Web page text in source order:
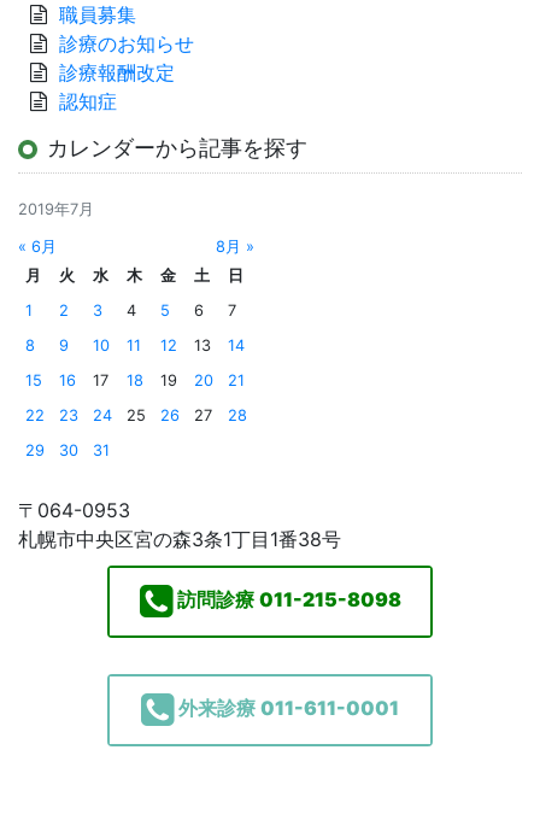
職員募集
診療のお知らせ
診療報酬改定
認知症
カレンダーから記事を探す
2019年7月
« 6月
8月 »
月
火 水 木 金 土
日
1
2 3 4 5 6
7
8
9 10 11 12 13
14
15
16 17 18 19 20
21
22
23 24 25 26 27
28
29
30 31
〒064-0953
札幌市中央区宮の森3条1丁目1番38号
訪問診療 011-215-8098
外来診療 011-611-0001